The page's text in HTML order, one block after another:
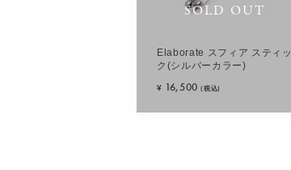
SOLD OUT
Elaborate スフィア スティッ
ク(シルバーカラー)
¥ 16,500 (税込)